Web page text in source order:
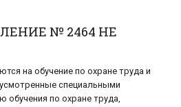
№ 2464 НЕ
на обучение по охране труда и
специальными
по охране труда,